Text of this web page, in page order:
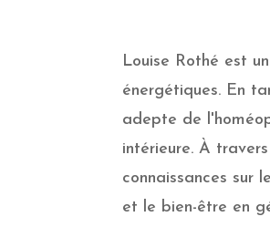
Louise Rothé est
énergétiques. En
adepte de
intérieure. À
connaissances sur
et le bien-être en